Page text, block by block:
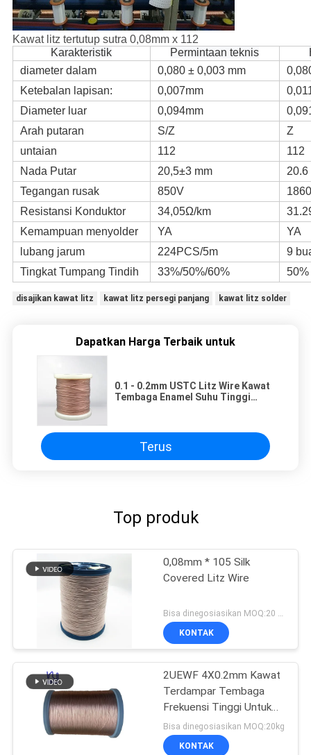
Kawat litz tertutup sutra 0,08mm x 112
Karakteristik
Permintaan teknis
diameter dalam
0,080 ± 0,003 mm
Ketebalan lapisan:
0,007mm
Diameter luar
0,094mm
Arah putaran
S/Z
Z
untaian
112
112
Nada Putar
20,5±3 mm
20.6
Tegangan rusak
850V
Resistansi Konduktor
34,05Ω/km
Kemampuan menyolder
YA
YA
lubang jarum
224PCS/5m
9
Tingkat Tumpang Tindih
33%/50%/60% 50%
disajikan kawat litz kawat litz persegi panjang kawat litz solder
Dapatkan Harga Terbaik untuk
0.1 - 0.2mm USTC Litz Wire Kawat
Tembaga Enamel Suhu Tinggi
Terus
Top produk
0,08mm * 105 Silk
Covered Litz Wire
Bisa dinegosiasikan MOQ:20 Kilogram/Kilogram
KONTAK
2UEWF 4X0.2mm Kawat
Terdampar Tembaga
Frekuensi Tinggi Untuk
Transformator
Bisa dinegosiasikan MOQ:20kg
KONTAK